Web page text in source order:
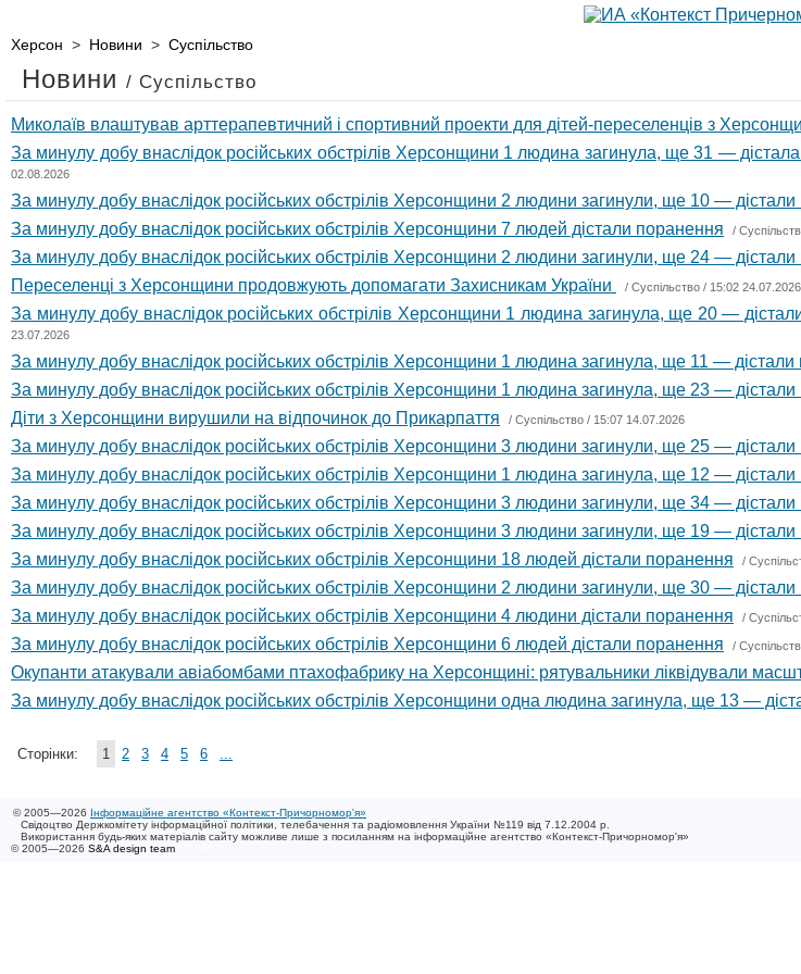
Херсон > Новини > Суспільство
Новини / Суспільство
Миколаїв влаштував арттерапевтичний і спортивний проекти для дітей-переселенців з
За минулу добу внаслідок російських обстрілів Херсонщини 1 людина загинула, ще 31 —
02.08.2026
За минулу добу внаслідок російських обстрілів Херсонщини 2 людини загинули, ще 10 —
За минулу добу внаслідок російських обстрілів Херсонщини 7 людей дістали поранення /
За минулу добу внаслідок російських обстрілів Херсонщини 2 людини загинули, ще 24 —
Переселенці з Херсонщини продовжують допомагати Захисникам України / Суспільство / 15:02 24.07.2026
За минулу добу внаслідок російських обстрілів Херсонщини 1 людина загинула, ще 20 —
23.07.2026
За минулу добу внаслідок російських обстрілів Херсонщини 1 людина загинула, ще 11 —
За минулу добу внаслідок російських обстрілів Херсонщини 1 людина загинула, ще 23 —
Діти з Херсонщини вирушили на відпочинок до Прикарпаття / Суспільство / 15:07 14.07.2026
За минулу добу внаслідок російських обстрілів Херсонщини 3 людини загинули, ще 25 —
За минулу добу внаслідок російських обстрілів Херсонщини 1 людина загинула, ще 12 —
За минулу добу внаслідок російських обстрілів Херсонщини 3 людини загинули, ще 34 —
За минулу добу внаслідок російських обстрілів Херсонщини 3 людини загинули, ще 19 —
За минулу добу внаслідок російських обстрілів Херсонщини 18 людей дістали поранення /
За минулу добу внаслідок російських обстрілів Херсонщини 2 людини загинули, ще 30 —
За минулу добу внаслідок російських обстрілів Херсонщини 4 людини дістали поранення /
За минулу добу внаслідок російських обстрілів Херсонщини 6 людей дістали поранення /
Окупанти атакували авіабомбами птахофабрику на Херсонщині: рятувальники ліквідували
За минулу добу внаслідок російських обстрілів Херсонщини одна людина загинула, ще 13 —
Сторінки: 1 2 3 4 5 6 ...
© 2005—2026 Інформаційне агентство «Контекст-Причорномор'я»
Свідоцтво Держкомітету інформаційної політики, телебачення та радіомовлення України №119 від 7.12.2004 р.
Використання будь-яких матеріалів сайту можливе лише з посиланням на інформаційне агентство «Контекст-Причорномор'я»
© 2005—2026 S&A design team